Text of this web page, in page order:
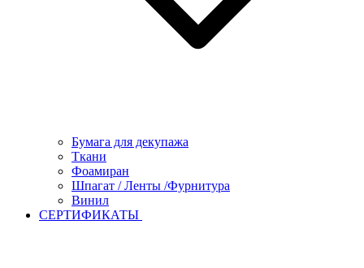
Бумага для декупажа
Ткани
Фоамиран
Шпагат / Ленты /Фурнитура
Винил
СЕРТИФИКАТЫ